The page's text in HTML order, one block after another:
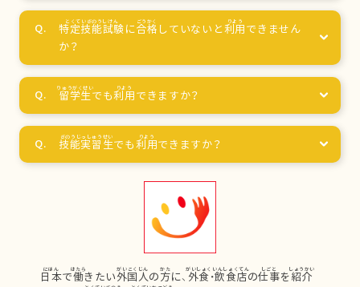
特定技能試験に合格 していないと利用 できません
か？
留学生でも利用 できますか？
技能実習生でも利用できますか？
日本で働きたい外国人の方に、 外食 ・飲食店の仕事を紹介